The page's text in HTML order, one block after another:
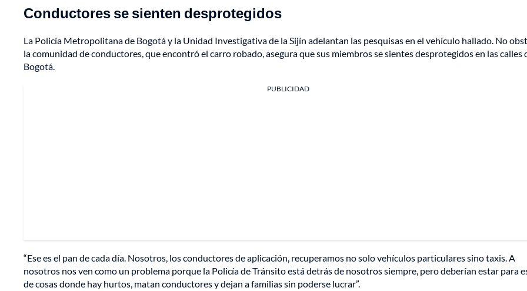
Conductores se sienten desprotegidos
La Policía Metropolitana de Bogotá y la Unidad Investigativa de la Sijín adelantan las pesquisas en el vehículo hallado. No
la comunidad de conductores, que encontró el carro robado, asegura que sus miembros se sientes desprotegidos en las calles
Bogotá.
PUBLICIDAD
“Ese es el pan de cada día. Nosotros, los conductores de aplicación, recuperamos no solo vehículos particulares sino taxis. A
nosotros nos ven como un problema porque la Policía de Tránsito está detrás de nosotros siempre, pero deberían estar para
de cosas donde hay hurtos, matan conductores y dejan a familias sin poderse lucrar”.